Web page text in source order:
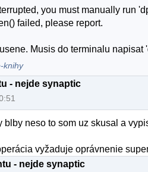
you must manually run
failed, please report.
Musis do terminalu
knihy
- nejde synaptic
blby neso to som uz skusal a
vyžaduje oprávnenie
- nejde synaptic